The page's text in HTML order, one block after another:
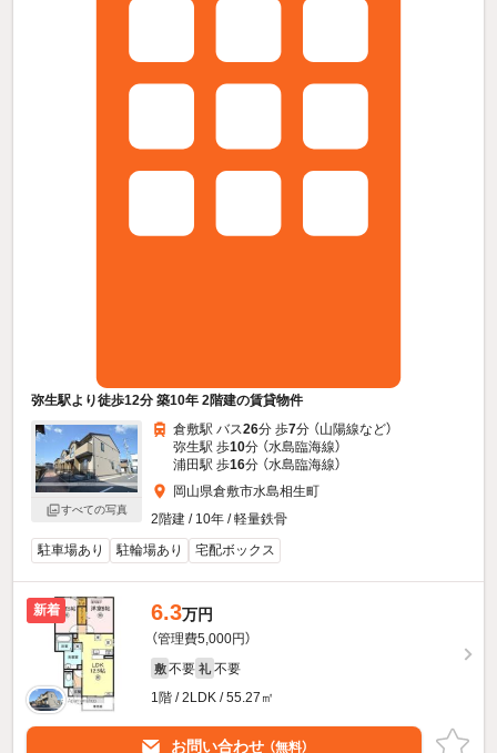
弥生駅より徒歩12分 築10年 2階建の賃貸物件
すべての写真
倉敷駅 バス26分 歩7分 （山陽線など）
弥生駅 歩10分 （水島臨海線）
浦田駅 歩16分 （水島臨海線）
岡山県倉敷市水島相生町
2階建 / 10年 / 軽量鉄骨
駐車場あり
駐輪場あり 宅配ボックス
新着 6.3万円
（管理費5,000円）
敷 不要 礼 不要
1階 / 2LDK / 55.27㎡
お問い合わせ （無料）